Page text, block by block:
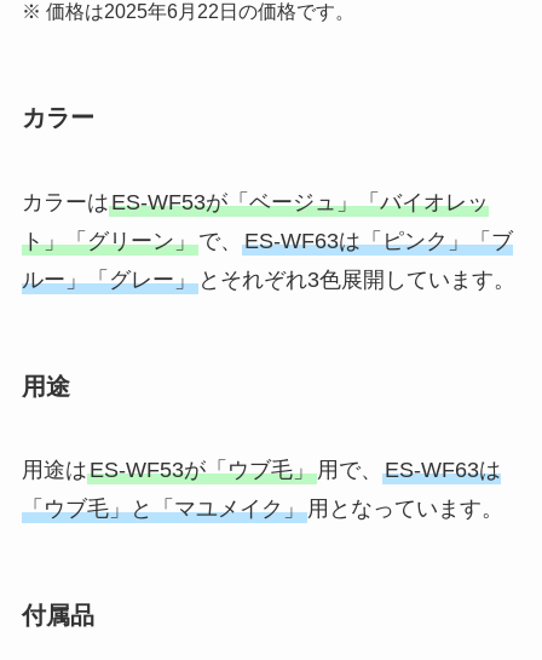
※ 価格は2025年6月22日の価格です。
カラー
カラーはES-WF53が「ベージュ」「バイオレッ
ト」「グリーン」で、 ES-WF63は「ピンク」「ブ
ルー」「グレー」とそれぞれ3色展開しています。
用途
用途はES-WF53が「ウブ毛」用で、 ES-WF63は
「ウブ毛」と「マユメイク」用となっています。
付属品